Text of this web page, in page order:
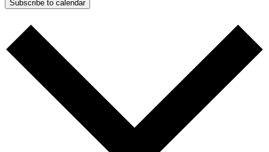
Subscribe to calendar